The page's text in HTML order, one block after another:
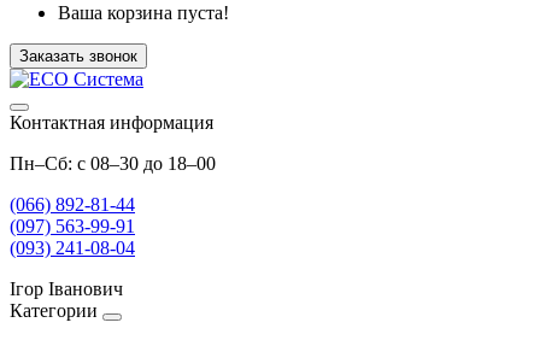
Ваша корзина пуста!
Заказать звонок
Контактная информация
Пн–Сб: с 08–30 до 18–00
(066) 892-81-44
(097) 563-99-91
(093) 241-08-04
Ігор Іванович
Категории